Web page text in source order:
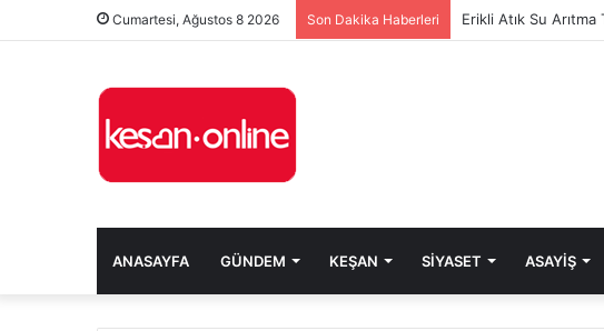
Cumartesi, Ağustos 8 2026 Son Dakika Haberleri Erikli Atık Su Arıtma
ANASAYFA GÜNDEM KEŞAN SIYASET ASAYIŞ